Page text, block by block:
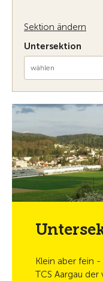
Sektion ändern
Untersektion
wählen
Klein aber fein
TCS Aargau